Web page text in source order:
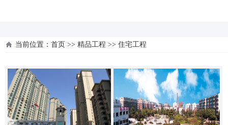
当前位置： 首页 >> 精品工程 >> 住宅工程